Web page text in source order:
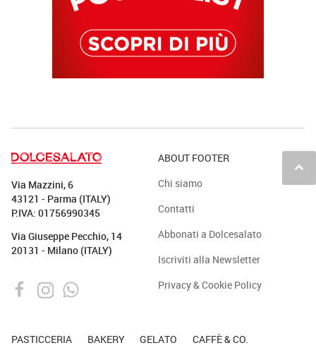
keyboard_arrow_up
Via Mazzini, 6
43121 - Parma (ITALY)
P.IVA: 01756990345
Via Giuseppe Pecchio, 14
20131 - Milano (ITALY)
ABOUT FOOTER
Chi siamo
Contatti
Abbonati a Dolcesalato
Iscriviti alla Newsletter
Privacy & Cookie Policy
PASTICCERIA BAKERY GELATO CAFFÈ & CO.